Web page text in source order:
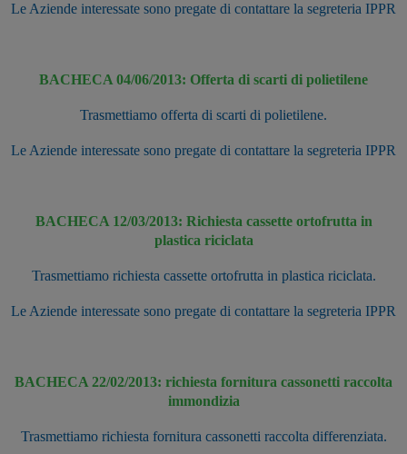
Le Aziende interessate sono pregate di contattare la segreteria IPPR
BACHECA 04/06/2013: Offerta di scarti di polietilene
Trasmettiamo offerta di scarti di polietilene.
Le Aziende interessate sono pregate di contattare la segreteria IPPR
BACHECA 12/03/2013: Richiesta cassette ortofrutta in
plastica riciclata
Trasmettiamo richiesta cassette ortofrutta in plastica riciclata.
Le Aziende interessate sono pregate di contattare la segreteria IPPR
BACHECA 22/02/2013: richiesta fornitura cassonetti raccolta
immondizia
Trasmettiamo richiesta fornitura cassonetti raccolta differenziata.